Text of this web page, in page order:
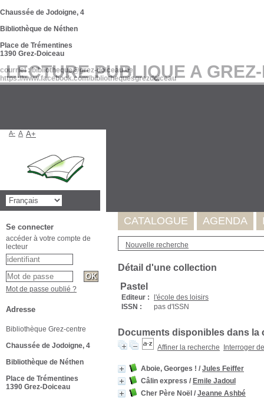
LECTURE PUBLIQUE A
Nouvelle recherche
Détail d'une collection
Pastel
Editeur :
l'école des loisirs
ISSN :
pas d'ISSN
Documents disponibles dans la
Affiner la recherche Interroger
Aboie, Georges ! / Jules Feiffer
Câlin express / Emile Jadoul
Cher Père Noël / Jeanne Ashbé
Chaussée de Jodoigne, 4
Bibliothèque de Néthen
Place de Trémentines
1390 Grez-Doiceau
courriel : bibliotheque@grez-doiceau.be
https://www.facebook.com/bibliothequesgrezdoiceau
CATALOGUE AGENDA
A- A A+
Se connecter
accéder à votre compte de
lecteur
Mot de passe oublié ?
Adresse
Bibliothèque Grez-centre
Chaussée de Jodoigne, 4
Bibliothèque de Néthen
Place de Trémentines
1390 Grez-Doiceau